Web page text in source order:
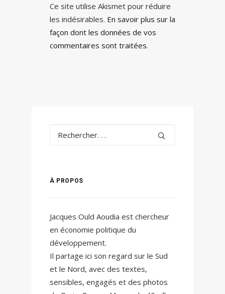
Ce site utilise Akismet pour réduire
les indésirables. En savoir plus sur la
façon dont les données de vos
commentaires sont traitées.
À PROPOS
Jacques Ould Aoudia est chercheur
en économie politique du
développement.
Il partage ici son regard sur le Sud
et le Nord, avec des textes,
sensibles, engagés et des photos